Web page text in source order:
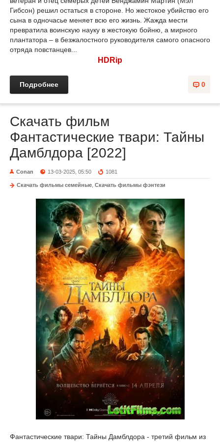
Гибсон) решил остаться в стороне. Но жестокое убийство его
сына в одночасье меняет всю его жизнь. Жажда мести
превратила воинскую науку в жестокую бойню, а мирного
плантатора – в безжалостного руководителя самого опасного
отряда повстанцев...
HDRip
0
Подробнее
Скачать фильм
Фантастические твари: Тайны
Дамблдора [2022]
Conan 13-03-2025, 05:50 1081
Скачать фильмы семейные Скачать фильмы фэнтези
Фантастические твари: Тайны Дамблдора - третий фильм из